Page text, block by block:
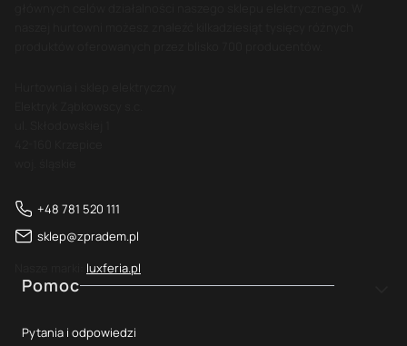
+48 781 520 111
sklep@zpradem.pl
luxferia.pl
Linki w stopce
Pomoc
Pytania i odpowiedzi